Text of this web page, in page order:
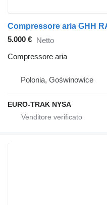
5.000 € Netto
Compressore aria
Polonia, Goświnowice
EURO-TRAK NYSA